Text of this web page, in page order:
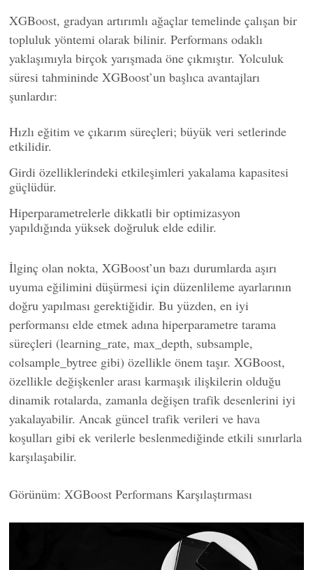
XGBoost, gradyan artırımlı ağaçlar temelinde çalışan bir
topluluk yöntemi olarak bilinir. Performans odaklı
yaklaşımıyla birçok yarışmada öne çıkmıştır. Yolculuk
süresi tahmininde XGBoost’un başlıca avantajları
şunlardır:
Hızlı eğitim ve çıkarım süreçleri; büyük veri setlerinde
etkilidir.
Girdi özelliklerindeki etkileşimleri yakalama kapasitesi
güçlüdür.
Hiperparametrelerle dikkatli bir optimizasyon
yapıldığında yüksek doğruluk elde edilir.
İlginç olan nokta, XGBoost’un bazı durumlarda aşırı
uyuma eğilimini düşürmesi için düzenlileme ayarlarının
doğru yapılması gerektiğidir. Bu yüzden, en iyi
performansı elde etmek adına hiperparametre tarama
süreçleri (learning_rate, max_depth, subsample,
colsample_bytree gibi) özellikle önem taşır. XGBoost,
özellikle değişkenler arası karmaşık ilişkilerin olduğu
dinamik rotalarda, zamanla değişen trafik desenlerini iyi
yakalayabilir. Ancak güncel trafik verileri ve hava
koşulları gibi ek verilerle beslenmediğinde etkili sınırlarla
karşılaşabilir.
Görünüm: XGBoost Performans Karşılaştırması